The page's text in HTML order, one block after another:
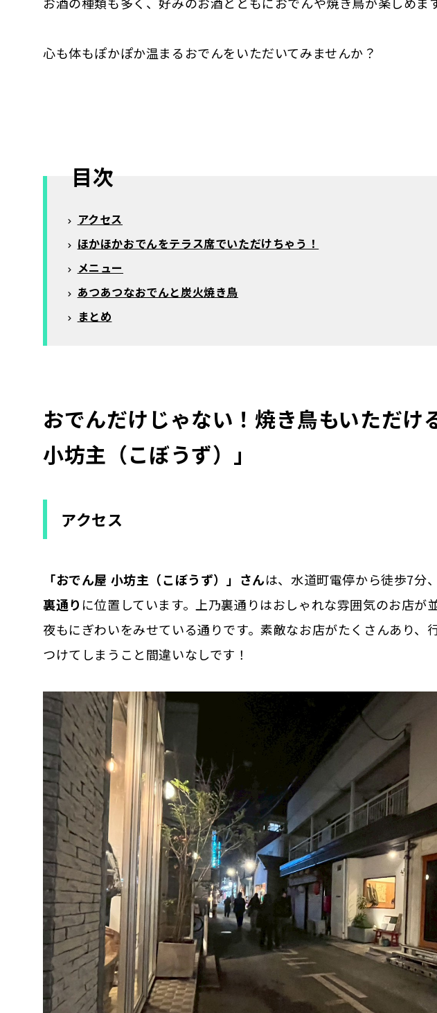
心も体もぽかぽか温まるおでんをいただいてみませんか？
目次
アクセス
ほかほかおでんをテラス席でいただけちゃう！
メニュー
あつあつなおでんと炭火焼き鳥
まとめ
おでんだけじゃない！焼き鳥もいただけ
小坊主（こぼうず）」
アクセス
「おでん屋 小坊主（こぼうず）」さんは、水道町電停から徒歩7分
裏通り に位置しています。上乃裏通りはおしゃれな雰囲気のお店が
夜もにぎわいをみせている通りです。素敵なお店がたくさんあり、
つけてしまうこと間違いなしです！